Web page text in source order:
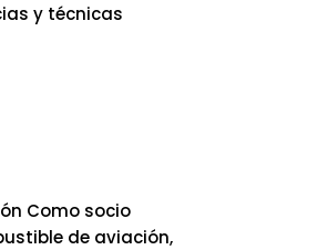
y técnicas
Como socio
de aviación,